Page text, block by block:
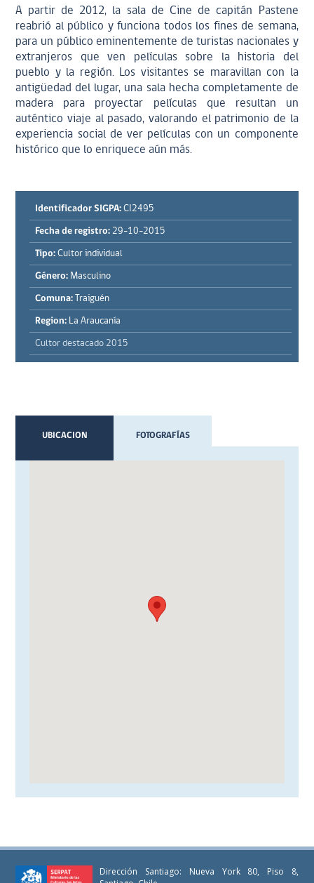
A partir de 2012, la sala de Cine de capitán Pastene
reabrió al público y funciona todos los fines de semana,
para un público eminentemente de turistas nacionales y
extranjeros que ven películas sobre la historia del
pueblo y la región. Los visitantes se maravillan con la
antigüedad del lugar, una sala hecha completamente de
madera para proyectar películas que resultan un
auténtico viaje al pasado, valorando el patrimonio de la
experiencia social de ver películas con un componente
histórico que lo enriquece aún más.
Identificador SIGPA: CI2495
Fecha de registro: 29-10-2015
Tipo: Cultor individual
Género: Masculino
Comuna: Traiguén
Region: La Araucanía
Cultor destacado 2015
UBICACION FOTOGRAFÍAS
Dirección Santiago: Nueva York 80, Piso 8,